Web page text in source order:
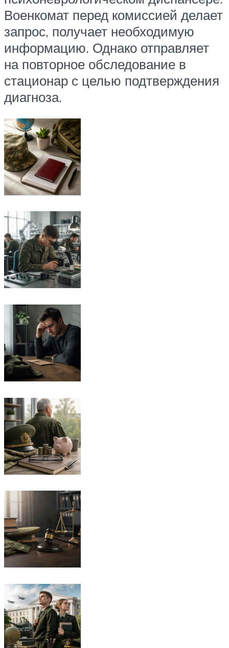
Военкомат перед комиссией делает
запрос, получает необходимую
информацию. Однако отправляет
на повторное обследование в
стационар с целью подтверждения
диагноза.